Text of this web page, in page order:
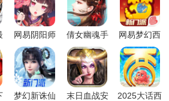
网易阴阳师
手游2026最
新版
倩女幽魂手
游网易版
网易梦幻西
游手游
梦幻新诛仙
末日血战安
2025大话西